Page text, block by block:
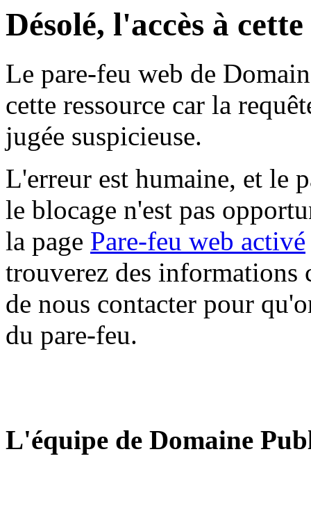
Désolé, l'accès à
Le pare-feu web de
cette ressource car la
jugée suspicieuse.
L'erreur est humaine, et le
le blocage n'est pas
la page Pare-feu web activé
trouverez des informations
de nous contacter pour
du pare-feu.
L'équipe de Domaine